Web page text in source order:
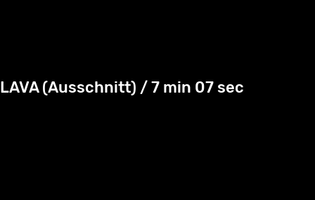
LAVA (Ausschnitt) / 7 min 07 sec